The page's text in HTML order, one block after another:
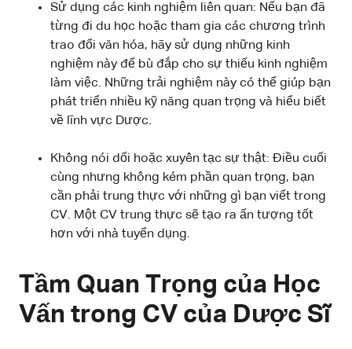
Sử dụng các kinh nghiệm liên quan: Nếu bạn đã
từng đi du học hoặc tham gia các chương trình
trao đổi văn hóa, hãy sử dụng những kinh
nghiệm này để bù đắp cho sự thiếu kinh nghiệm
làm việc. Những trải nghiệm này có thể giúp bạn
phát triển nhiều kỹ năng quan trọng và hiểu biết
về lĩnh vực Dược.
Không nói dối hoặc xuyên tạc sự thật: Điều cuối
cùng nhưng không kém phần quan trọng, bạn
cần phải trung thực với những gì bạn viết trong
CV. Một CV trung thực sẽ tạo ra ấn tượng tốt
hơn với nhà tuyển dụng.
Tầm Quan Trọng của Học
Vấn trong CV của Dược Sĩ